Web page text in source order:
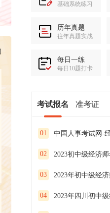
基础系统练习
历年真题
往年真题实战
每日一练
每日10题打卡
考试报名 准考证
01 中国人事考试网-
02
03
04 2023年四川初中